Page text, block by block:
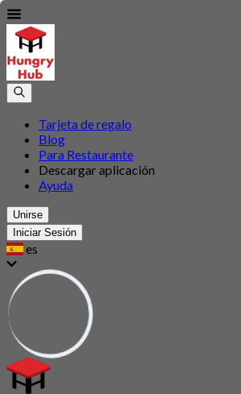
Tarjeta de regalo
Blog
Para Restaurante
Descargar aplicación
Ayuda
Unirse
Iniciar Sesión
es